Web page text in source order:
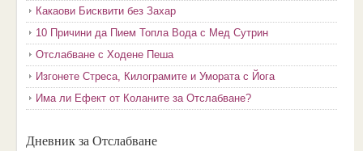
Какаови Бисквити без Захар
10 Причини да Пием Топла Вода с Мед Сутрин
Отслабване с Ходене Пеша
Изгонете Стреса, Килограмите и Умората с Йога
Има ли Ефект от Коланите за Отслабване?
Дневник за Отслабване